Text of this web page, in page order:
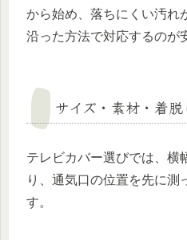
から始め、落ちにくい汚れ
沿った方法で対応するのが
サイズ・素材・着
テレビカバー選びでは、横
り、通気口の位置を先に測
す。